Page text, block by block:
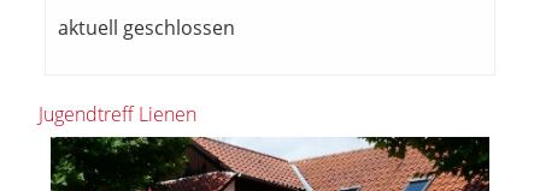
aktuell geschlossen
Jugendtreff Lienen